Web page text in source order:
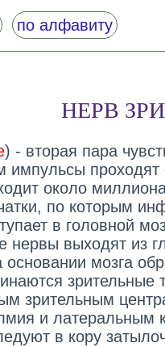
по алфавиту
НЕРВ
) - вторая пара
импульсы проходят
около
по которым
в головной
нервы выходят из
мозга
зрительным
и латеральным
в кору